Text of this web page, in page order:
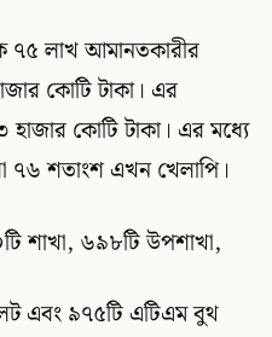
৭৫ লাখ আমানতকারীর
কোটি টাকা। এর
কোটি টাকা। এর মধ্যে
৭৬ শতাংশ এখন খেলাপি।
শাখা, ৬৯৮টি উপশাখা,
এবং ৯৭৫টি এটিএম বুথ